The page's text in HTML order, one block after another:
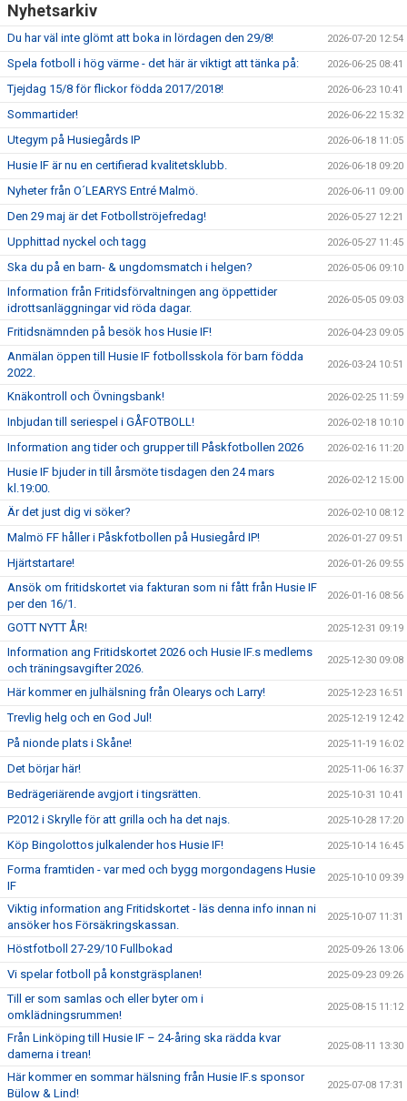
Nyhetsarkiv
Du har väl inte glömt att boka in lördagen den 29/8! 2026-07-20 12:54
Spela fotboll i hög värme - det här är viktigt att tänka på: 2026-06-25 08:41
Tjejdag 15/8 för flickor födda 2017/2018! 2026-06-23 10:41
Sommartider! 2026-06-22 15:32
Utegym på Husiegårds IP 2026-06-18 11:05
Husie IF är nu en certifierad kvalitetsklubb. 2026-06-18 09:20
Nyheter från O´LEARYS Entré Malmö. 2026-06-11 09:00
Den 29 maj är det Fotbollströjefredag! 2026-05-27 12:21
Upphittad nyckel och tagg 2026-05-27 11:45
Ska du på en barn- & ungdomsmatch i helgen? 2026-05-06 09:10
Information från Fritidsförvaltningen ang öppettider
idrottsanläggningar vid röda dagar.
2026-05-05 09:03
Fritidsnämnden på besök hos Husie IF! 2026-04-23 09:05
Anmälan öppen till Husie IF fotbollsskola för barn födda
2022.
2026-03-24 10:51
Knäkontroll och Övningsbank! 2026-02-25 11:59
Inbjudan till seriespel i GÅFOTBOLL! 2026-02-18 10:10
Information ang tider och grupper till Påskfotbollen 2026 2026-02-16 11:20
Husie IF bjuder in till årsmöte tisdagen den 24 mars
kl.19:00.
2026-02-12 15:00
Är det just dig vi söker? 2026-02-10 08:12
Malmö FF håller i Påskfotbollen på Husiegård IP! 2026-01-27 09:51
Hjärtstartare! 2026-01-26 09:55
Ansök om fritidskortet via fakturan som ni fått från Husie IF
per den 16/1.
2026-01-16 08:56
GOTT NYTT ÅR! 2025-12-31 09:19
Information ang Fritidskortet 2026 och Husie IF.s medlems
och träningsavgifter 2026.
2025-12-30 09:08
Här kommer en julhälsning från Olearys och Larry! 2025-12-23 16:51
Trevlig helg och en God Jul! 2025-12-19 12:42
På nionde plats i Skåne! 2025-11-19 16:02
Det börjar här! 2025-11-06 16:37
Bedrägeriärende avgjort i tingsrätten. 2025-10-31 10:41
P2012 i Skrylle för att grilla och ha det najs. 2025-10-28 17:20
Köp Bingolottos julkalender hos Husie IF! 2025-10-14 16:45
Forma framtiden - var med och bygg morgondagens Husie
IF
2025-10-10 09:39
Viktig information ang Fritidskortet - läs denna info innan ni
ansöker hos Försäkringskassan.
2025-10-07 11:31
Höstfotboll 27-29/10 Fullbokad 2025-09-26 13:06
Vi spelar fotboll på konstgräsplanen! 2025-09-23 09:26
Till er som samlas och eller byter om i
omklädningsrummen!
2025-08-15 11:12
Från Linköping till Husie IF – 24-åring ska rädda kvar
damerna i trean!
2025-08-11 13:30
Här kommer en sommar hälsning från Husie IF.s sponsor
Bülow & Lind!
2025-07-08 17:31